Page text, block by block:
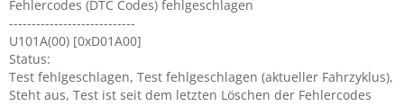
Fehlercodes (DTC Codes) fehlgeschlagen
----------------------------
U101A(00) [0xD01A00]
Status:
Test fehlgeschlagen, Test fehlgeschlagen (aktueller Fahrzyklus),
Steht aus, Test ist seit dem letzten Löschen der Fehlercodes